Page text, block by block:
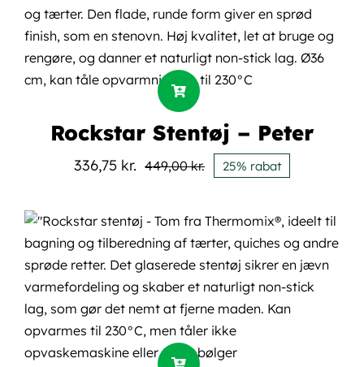
Rockstar Stentøj – Peter
449,00kr.
Den
pris
var:
449,00 kr..
336,75 kr.
Den
pris
er:
336,75 kr..
25% rabat